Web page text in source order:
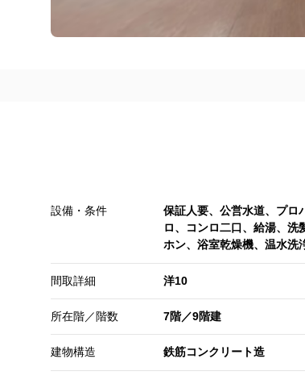
設備・条件
保証人要、公営水道、プロ
ロ、コンロ二口、給湯、洗
ホン、浴室乾燥機、温水洗
間取詳細 洋10
所在階／階数 7階／9階建
建物構造 鉄筋コンクリート造